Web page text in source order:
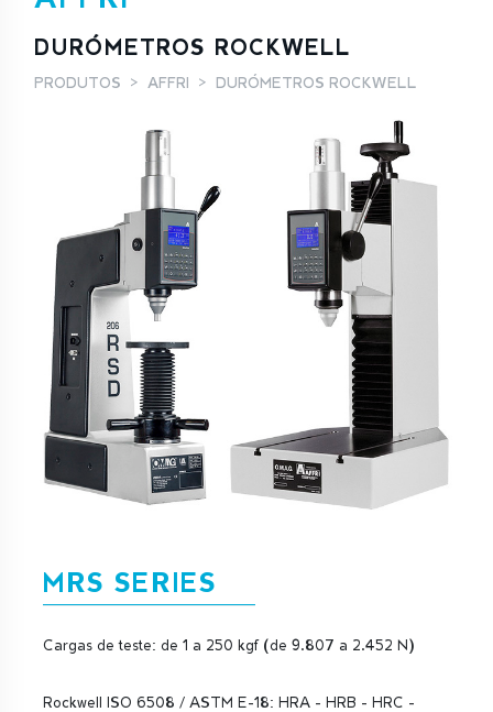
DURÓMETROS ROCKWELL
PRODUTOS AFFRI DURÓMETROS ROCKWELL
MRS SERIES
Cargas de teste: de 1 a 250 kgf (de 9.807 a 2.452 N)
Rockwell ISO 6508 / ASTM E-18: HRA - HRB - HRC -